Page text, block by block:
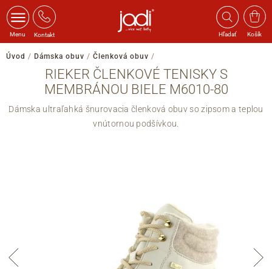
Menu Kontakt Hľadať Košík
Úvod / Dámska obuv / Členková obuv /
RIEKER ČLENKOVÉ TENISKY S
MEMBRÁNOU BIELE M6010-80
Dámska ultraľahká šnurovacia členková obuv so zipsom a teplou
vnútornou podšívkou.